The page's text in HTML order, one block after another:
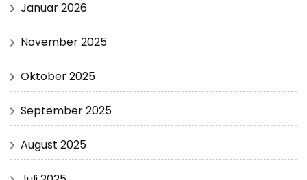
Januar 2026
November 2025
Oktober 2025
September 2025
August 2025